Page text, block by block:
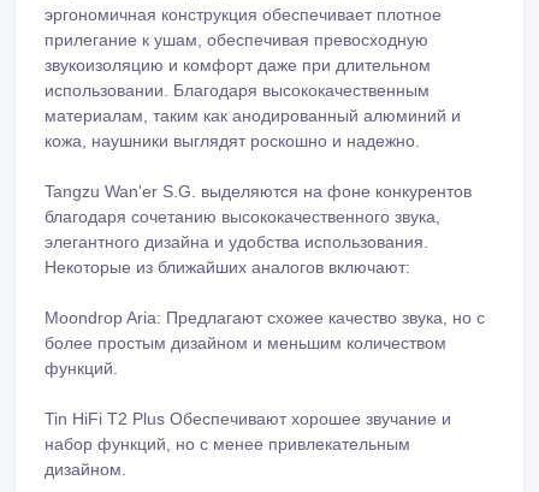
эргономичная конструкция обеспечивает плотное
прилегание к ушам, обеспечивая превосходную
звукоизоляцию и комфорт даже при длительном
использовании. Благодаря высококачественным
материалам, таким как анодированный алюминий и
кожа, наушники выглядят роскошно и надежно.
Tangzu Wan'er S.G. выделяются на фоне конкурентов
благодаря сочетанию высококачественного звука,
элегантного дизайна и удобства использования.
Некоторые из ближайших аналогов включают:
Moondrop Aria: Предлагают схожее качество звука, но с
более простым дизайном и меньшим количеством
функций.
Tin HiFi T2 Plus Обеспечивают хорошее звучание и
набор функций, но с менее привлекательным
дизайном.